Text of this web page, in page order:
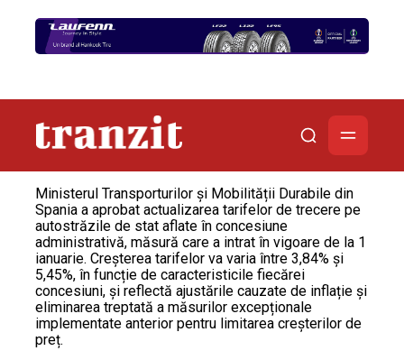
Ministerul Transporturilor și Mobilității Durabile din
Spania a aprobat actualizarea tarifelor de trecere pe
autostrăzile de stat aflate în concesiune
administrativă, măsură care a intrat în vigoare de la 1
ianuarie. Creșterea tarifelor va varia între 3,84% și
5,45%, în funcție de caracteristicile fiecărei
concesiuni, și reflectă ajustările cauzate de inflație și
eliminarea treptată a măsurilor excepționale
implementate anterior pentru limitarea creșterilor de
preț.